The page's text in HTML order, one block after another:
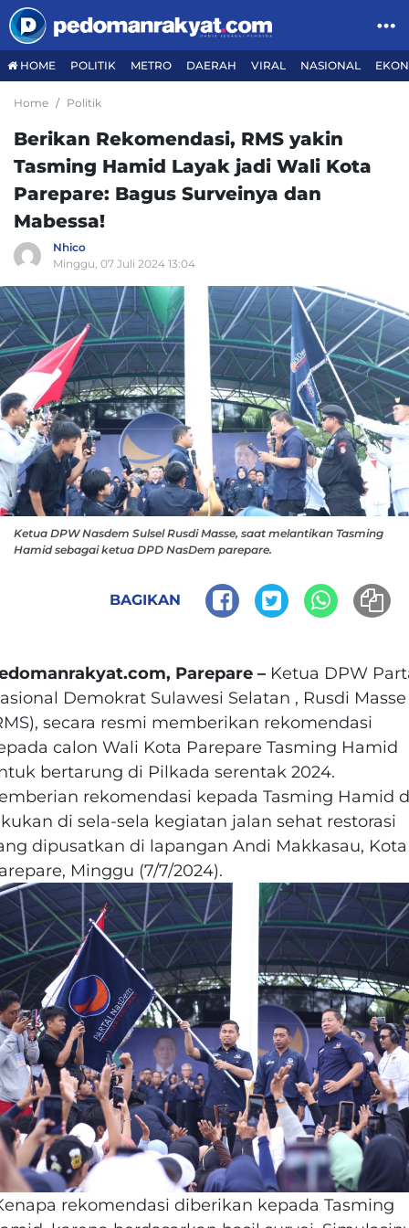
HOME POLITIK METRO DAERAH VIRAL NASIONAL
Home Politik
Berikan Rekomendasi, RMS yakin
Tasming Hamid Layak jadi Wali Kota
Parepare: Bagus Surveinya dan
Mabessa!
Nhico
Minggu, 07 Juli 2024 13:04
Ketua DPW Nasdem Sulsel Rusdi Masse, saat melantikan Tasming
Hamid sebagai ketua DPD NasDem parepare.
BAGIKAN
Parepare – Ketua DPW
Demokrat Sulawesi Selatan , Rusdi Masse
secara resmi memberikan rekomendasi
calon Wali Kota Parepare Tasming Hamid
bertarung di Pilkada serentak 2024.
rekomendasi kepada Tasming Hamid
di sela-sela kegiatan jalan sehat restorasi
dipusatkan di lapangan Andi Makkasau, Kota
Minggu (7/7/2024).
rekomendasi diberikan kepada Tasming